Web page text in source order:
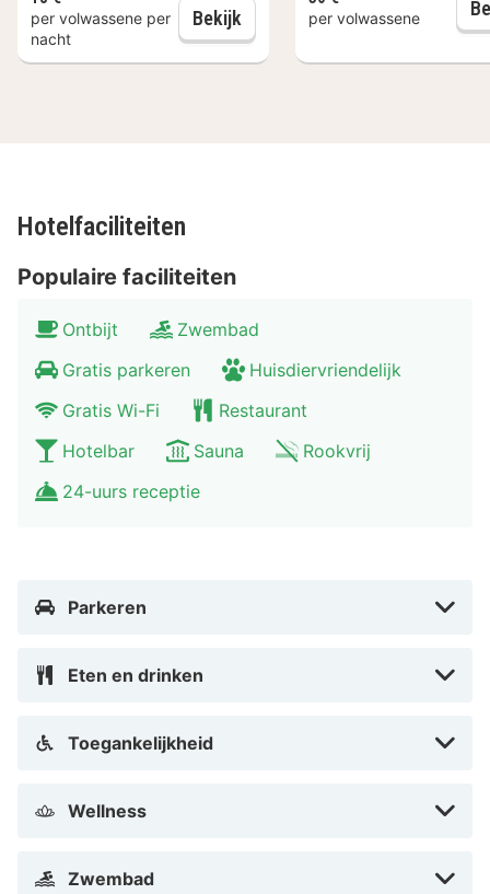
per volwassene
per volwassene per
nacht
Bekijk Dagelijks ontbijt
Hotelfaciliteiten
Populaire faciliteiten
Ontbijt
Zwembad
Gratis parkeren
Huisdiervriendelijk
Gratis Wi-Fi
Restaurant
Hotelbar
Sauna
Rookvrij
24-uurs receptie
Parkeren
Eten en drinken
Toegankelijkheid
Wellness
Zwembad